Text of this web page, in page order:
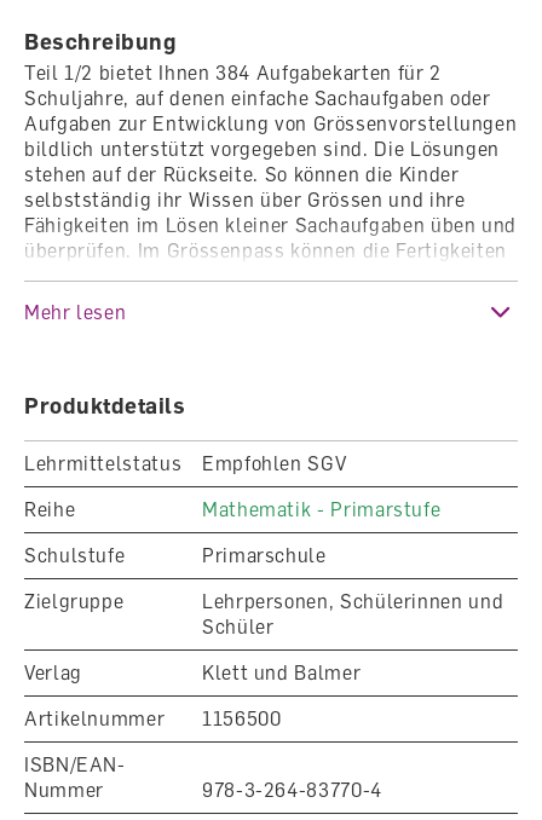
Beschreibung
Teil 1/2 bietet Ihnen 384 Aufgabekarten für 2
Schuljahre, auf denen einfache Sachaufgaben oder
Aufgaben zur Entwicklung von Grössenvorstellungen
bildlich unterstützt vorgegeben sind. Die Lösungen
stehen auf der Rückseite. So können die Kinder
selbstständig ihr Wissen über Grössen und ihre
Fähigkeiten im Lösen kleiner Sachaufgaben üben und
überprüfen. Im Grössenpass können die Fertigkeiten
der einzelnen Kinder Übung für Übung dokumentiert
werden.
Karteikartenbox
Kopiervorlage
384 Rechenkarten, A6 Karteikartenbox
Kopiervorlage
Mehr lesen
Produktdetails
Lehrmittelstatus
Empfohlen SGV
Reihe
Mathematik - Primarstufe
Schulstufe
Primarschule
Zielgruppe
Lehrpersonen, Schülerinnen und
Schüler
Verlag
Klett und Balmer
Artikelnummer
1156500
ISBN/EAN-
Nummer
978-3-264-83770-4